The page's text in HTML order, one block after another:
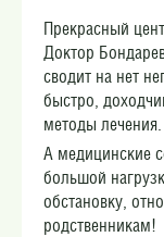
Прекрасный
Доктор
сводит на нет
быстро,
методы
А медицинские
большой
обстановку,
родственникам!